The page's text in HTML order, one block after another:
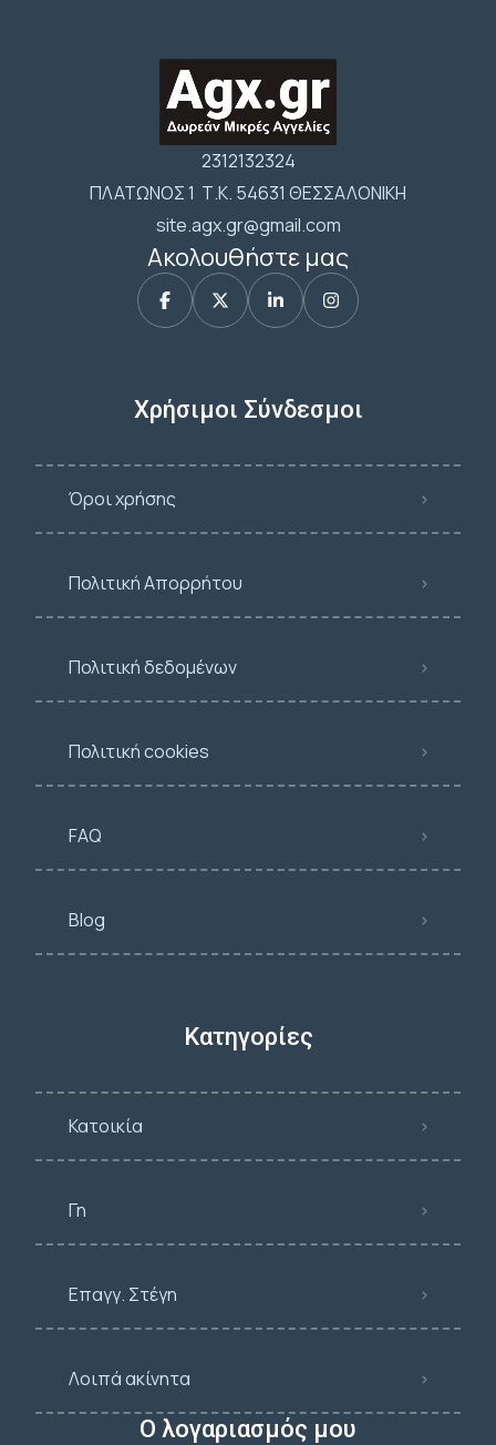
2312132324
ΠΛΑΤΩΝΟΣ 1 Τ.Κ. 54631 ΘΕΣΣΑΛΟΝΙΚΗ
site.agx.gr@gmail.com
Ακολουθήστε μας
Χρήσιμοι Σύνδεσμοι
Όροι χρήσης
Πολιτική Απορρήτου
Πολιτική δεδομένων
Πολιτική cookies
FAQ
Blog
Κατηγορίες
Κατοικία
Γη
Επαγγ. Στέγη
Λοιπά ακίνητα
Ο λογαριασμός μου